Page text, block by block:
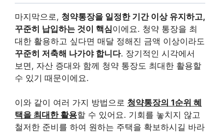
마지막으로, 청약통장을 일정한 기간 이상 유지하고,
꾸준히 납입하는 것이 핵심이에요. 청약 통장을 최
대한 활용하고 싶다면 매달 정해진 금액 이상이라도
꾸준히 저축해 나가야 합니다. 장기적인 시각에서
보면, 자산 증대와 함께 청약 통장도 최대한 활용할
수 있기 때문이에요.
이와 같이 여러 가지 방법으로 청약통장의 1순위 혜
택을 최대한 활용할 수 있어요. 기회를 놓치지 않고
철저한 준비를 하여 원하는 주택을 확보하시길 바라